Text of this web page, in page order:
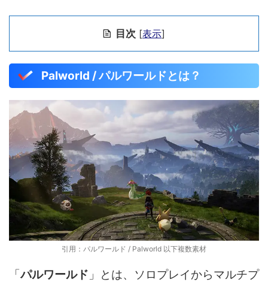
目次 [表示]
Palworld / パルワールドとは？
引用：パルワールド / Palworld 以下複数素材
「パルワールド 」とは、ソロプレイからマルチプ